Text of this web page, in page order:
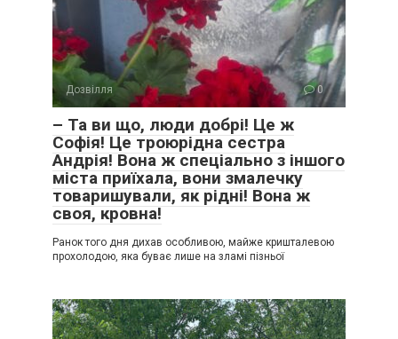
Дозвілля 0
– Та ви що, люди добрі! Це ж
Софія! Це троюрідна сестра
Андрія! Вона ж спеціально з іншого
міста приїхала, вони змалечку
товаришували, як рідні! Вона ж
своя, кровна!
Ранок того дня дихав особливою, майже кришталевою
прохолодою, яка буває лише на зламі пізньої